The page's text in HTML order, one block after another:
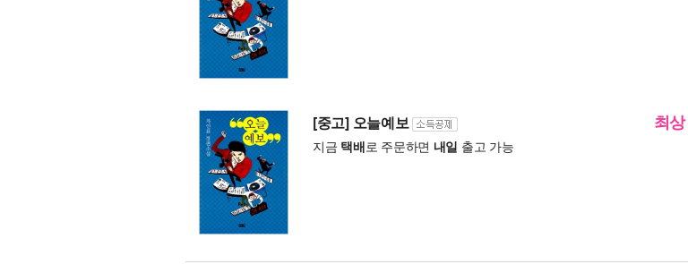
[중고] 오늘예보
지금 택배로 주문하면 내일 출고 가능
최상